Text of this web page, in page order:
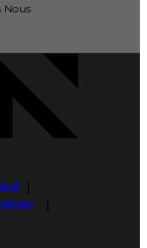
Nous